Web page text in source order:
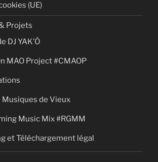
(UE)
Projets
DJ YAK’Ô
MAO Project #CMAOP
Musiques de Vieux
Music Mix #RGMM
et Téléchargement légal